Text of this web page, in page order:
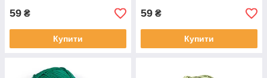
59 ₴
Купити
59 ₴
Купити